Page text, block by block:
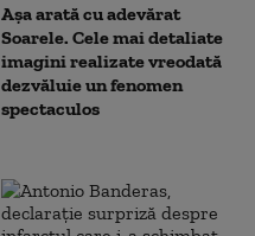
Așa arată cu adevărat
Soarele. Cele mai detaliate
imagini realizate vreodată
dezvăluie un fenomen
spectaculos